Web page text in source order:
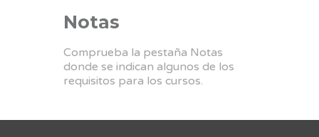
Notas
Comprueba la pestaña Notas
donde se indican algunos de los
requisitos para los cursos.